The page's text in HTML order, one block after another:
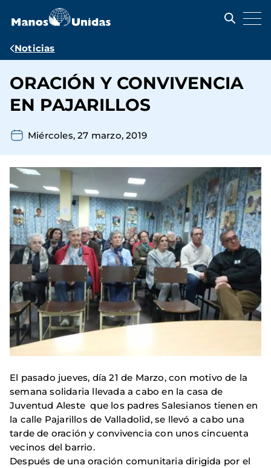
contenido
Ruta
navegación
Noticias
ORACIÓN Y CONVIVENCIA
EN PAJARILLOS
Miércoles, 27 marzo, 2019
El pasado jueves, día 21 de Marzo, con motivo de la
semana solidaria llevada a cabo en la casa de
Juventud Aleste que los padres Salesianos tienen en
la calle Pajarillos de Valladolid, se llevó a cabo una
tarde de oración y convivencia con unos cincuenta
vecinos del barrio.
Después de una oración comunitaria dirigida por el